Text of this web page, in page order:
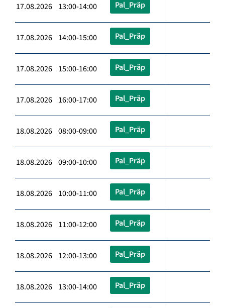
17.08.2026 13:00-14:00 Pal_Präp
17.08.2026 14:00-15:00 Pal_Präp
17.08.2026 15:00-16:00 Pal_Präp
17.08.2026 16:00-17:00 Pal_Präp
18.08.2026 08:00-09:00 Pal_Präp
18.08.2026 09:00-10:00 Pal_Präp
18.08.2026 10:00-11:00 Pal_Präp
18.08.2026 11:00-12:00 Pal_Präp
18.08.2026 12:00-13:00 Pal_Präp
18.08.2026 13:00-14:00 Pal_Präp